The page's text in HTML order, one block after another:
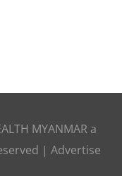
MYANMAR a
| Advertise